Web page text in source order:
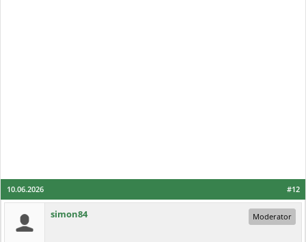
#12
10.06.2026
simon84 Moderator